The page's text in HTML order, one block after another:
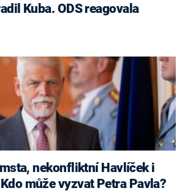
Kuba. ODS reagovala
může vyzvat Petra Pavla?